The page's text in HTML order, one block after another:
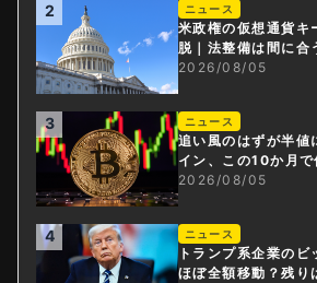
2 ニュース
米政権の仮想通貨キ
脱｜法整備は間に合
2026/08/05
3 ニュース
追い風のはずが半値
イン、この10か月
2026/08/05
4 ニュース
トランプ系企業のビ
ほぼ全額移動？残